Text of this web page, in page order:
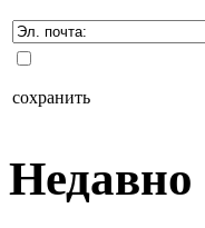
сохранить
Недавно